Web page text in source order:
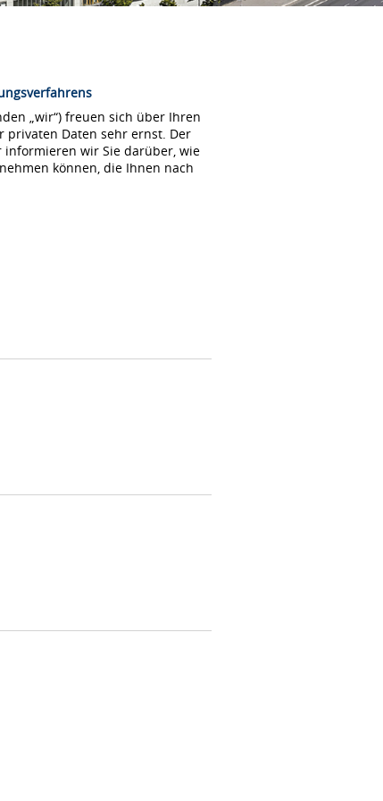
„wir“) freuen sich über Ihren
privaten Daten sehr ernst. Der
wir Sie darüber, wie
können, die Ihnen nach